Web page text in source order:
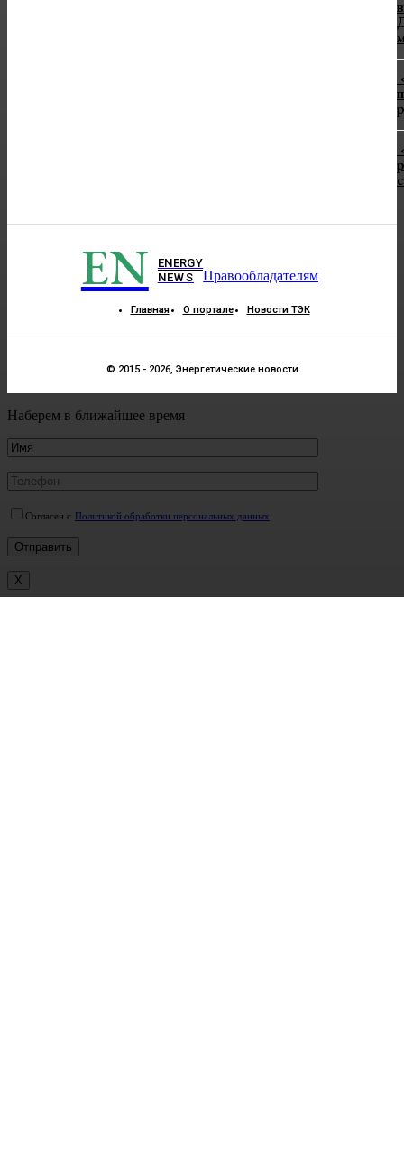
EN
ENERGY
NEWS
Правообладателям
Главная О портале Новости ТЭК
© 2015 - 2026, Энергетические новости
Наберем в ближайшее время
Согласен с Политикой обработки персональных данных
X